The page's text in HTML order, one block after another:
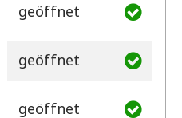
geöffnet
geöffnet
geöffnet